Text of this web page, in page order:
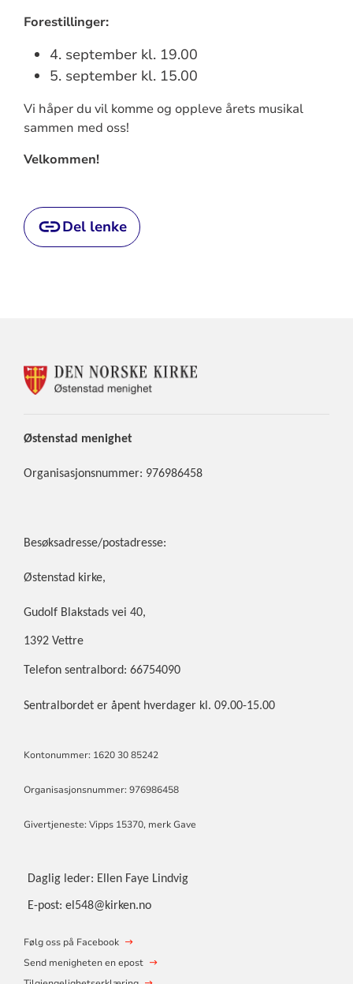
Forestillinger:
4. september kl. 19.00
5. september kl. 15.00
Vi håper du vil komme og oppleve årets musikal
sammen med oss!
Velkommen!
Del lenke
KONTAKTINFORMASJON
Østenstad menighet
Organisasjonsnummer: 976986458
Besøksadresse/postadresse:
Østenstad kirke,
Gudolf Blakstads vei 40,
1392 Vettre
Telefon sentralbord: 66754090
Sentralbordet er åpent hverdager kl. 09.00-15.00
Kontonummer: 1620 30 85242
Organisasjonsnummer: 976986458
Givertjeneste: Vipps 15370, merk Gave
Daglig leder: Ellen Faye Lindvig
E-post: el548@kirken.no
Følg oss på Facebook
Send menigheten en epost